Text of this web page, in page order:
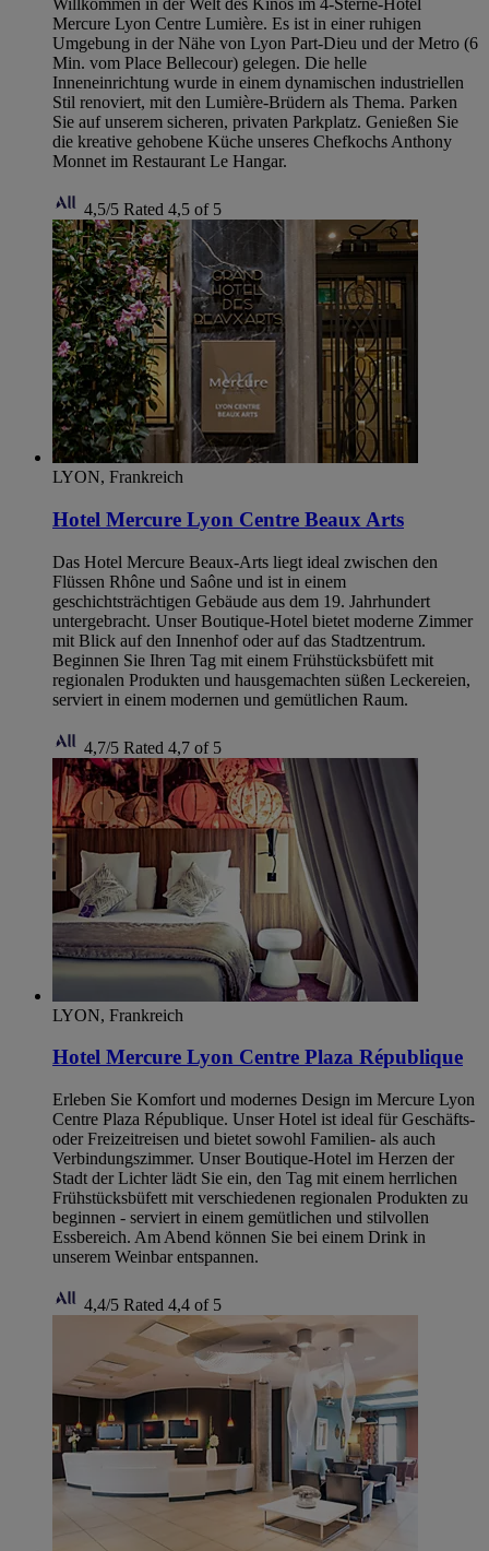
Willkommen in der Welt des Kinos im 4-Sterne-Hotel
Mercure Lyon Centre Lumière. Es ist in einer ruhigen
Umgebung in der Nähe von Lyon Part-Dieu und der Metro (6
Min. vom Place Bellecour) gelegen. Die helle
Inneneinrichtung wurde in einem dynamischen industriellen
Stil renoviert, mit den Lumière-Brüdern als Thema. Parken
Sie auf unserem sicheren, privaten Parkplatz. Genießen Sie
die kreative gehobene Küche unseres Chefkochs Anthony
Monnet im Restaurant Le Hangar.
4,5/5 Rated 4,5 of 5
LYON, Frankreich
Hotel Mercure Lyon Centre Beaux Arts
Das Hotel Mercure Beaux-Arts liegt ideal zwischen den
Flüssen Rhône und Saône und ist in einem
geschichtsträchtigen Gebäude aus dem 19. Jahrhundert
untergebracht. Unser Boutique-Hotel bietet moderne Zimmer
mit Blick auf den Innenhof oder auf das Stadtzentrum.
Beginnen Sie Ihren Tag mit einem Frühstücksbüfett mit
regionalen Produkten und hausgemachten süßen Leckereien,
serviert in einem modernen und gemütlichen Raum.
4,7/5 Rated 4,7 of 5
LYON, Frankreich
Hotel Mercure Lyon Centre Plaza République
Erleben Sie Komfort und modernes Design im Mercure Lyon
Centre Plaza République. Unser Hotel ist ideal für Geschäfts-
oder Freizeitreisen und bietet sowohl Familien- als auch
Verbindungszimmer. Unser Boutique-Hotel im Herzen der
Stadt der Lichter lädt Sie ein, den Tag mit einem herrlichen
Frühstücksbüfett mit verschiedenen regionalen Produkten zu
beginnen - serviert in einem gemütlichen und stilvollen
Essbereich. Am Abend können Sie bei einem Drink in
unserem Weinbar entspannen.
4,4/5 Rated 4,4 of 5